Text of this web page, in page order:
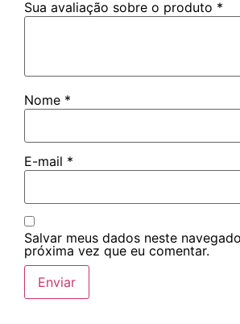
Sua avaliação sobre o produto *
Nome *
E-mail *
Salvar meus dados neste
próxima vez que eu comentar.